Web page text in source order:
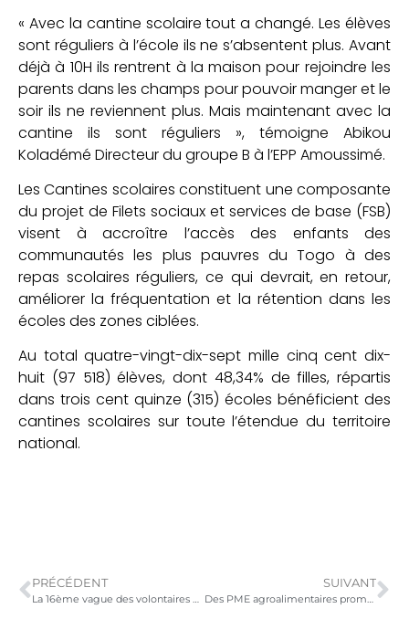
« Avec la cantine scolaire tout a changé. Les élèves
sont réguliers à l’école ils ne s’absentent plus. Avant
déjà à 10H ils rentrent à la maison pour rejoindre les
parents dans les champs pour pouvoir manger et le
soir ils ne reviennent plus. Mais maintenant avec la
cantine ils sont réguliers », témoigne Abikou
Koladémé Directeur du groupe B à l’EPP Amoussimé.
Les Cantines scolaires constituent une composante
du projet de Filets sociaux et services de base (FSB)
visent à accroître l’accès des enfants des
communautés les plus pauvres du Togo à des
repas scolaires réguliers, ce qui devrait, en retour,
améliorer la fréquentation et la rétention dans les
écoles des zones ciblées.
Au total quatre-vingt-dix-sept mille cinq cent dix-
huit (97 518) élèves, dont 48,34% de filles, répartis
dans trois cent quinze (315) écoles bénéficient des
cantines scolaires sur toute l’étendue du territoire
national.
PRÉCÉDENT
La 16ème vague des volontaires nationaux prête serment
SUIVANT
Des PME agroalimentaires prometteuses reçoivent la visite du Ministre chargé de l’emploi des jeunes